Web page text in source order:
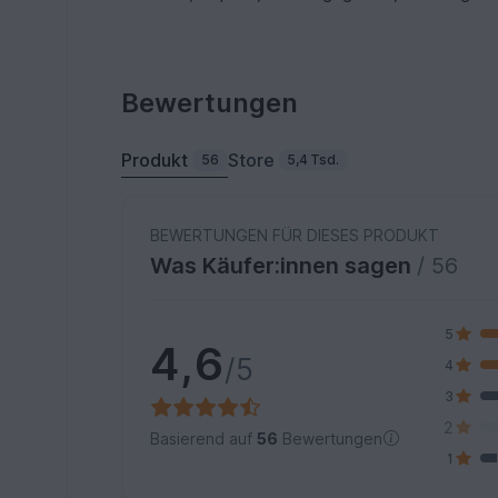
Bewertungen
Produkt 56 Store 5,4 Tsd.
BEWERTUNGEN FÜR DIESES PRODUKT
Was Käufer:innen sagen / 56
4,6/5
Basierend auf 56 Bewertungen
5
4
3
2
1